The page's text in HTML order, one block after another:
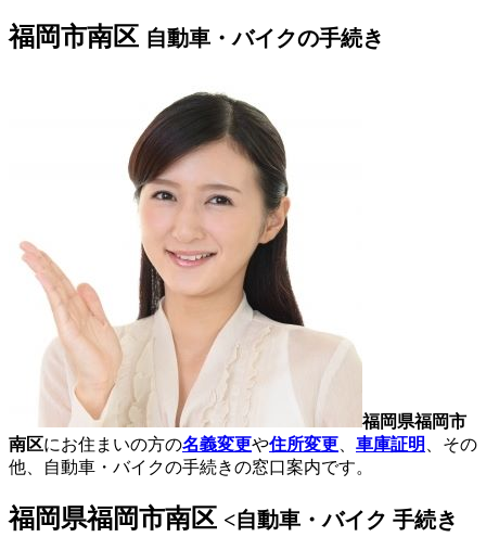
福岡市南区 自動車・バイクの手続き
福岡県福岡市
南区にお住まいの方の名義変更や住所変更 車庫証明
、その
他、自動車・バイクの手続きの窓口案内です。
福岡県福岡市南区 <自動車・バイク 手続き